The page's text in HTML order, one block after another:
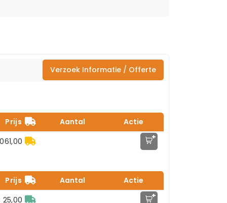
Verzoek Informatie / Offerte
Prijs Aantal
Actie
+
Prijs Aantal
Actie
+